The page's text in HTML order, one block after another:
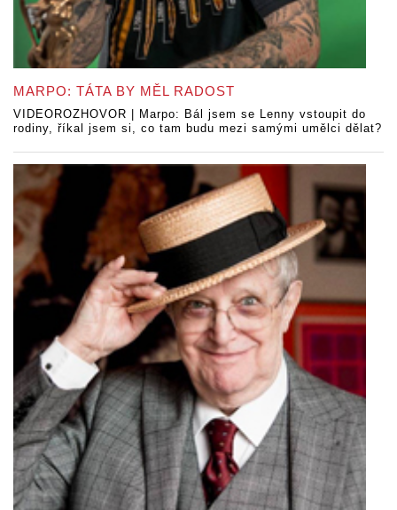
MARPO: TÁTA BY MĚL RADOST
VIDEOROZHOVOR | Marpo: Bál jsem se Lenny vstoupit do
rodiny, říkal jsem si, co tam budu mezi samými umělci dělat?